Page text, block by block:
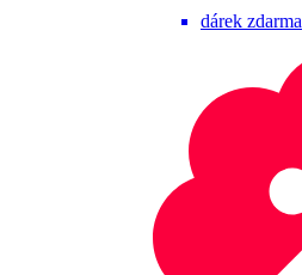
dárek zdarma